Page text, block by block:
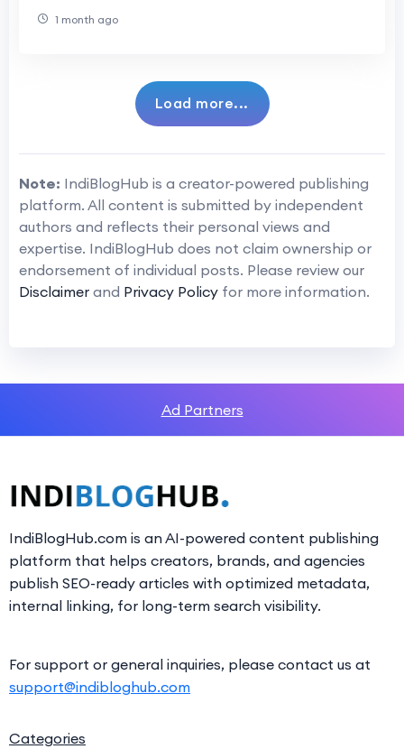
1 month ago
Load more...
Note: IndiBlogHub is a creator-powered publishing
platform. All content is submitted by independent
authors and reflects their personal views and
expertise. IndiBlogHub does not claim ownership or
endorsement of individual posts. Please review our
Disclaimer and Privacy Policy for more information.
Ad Partners
IndiBlogHub.com is an AI-powered content publishing
platform that helps creators, brands, and agencies
publish SEO-ready articles with optimized metadata,
internal linking, for long-term search visibility.
For support or general inquiries, please contact us at
support@indibloghub.com
Categories